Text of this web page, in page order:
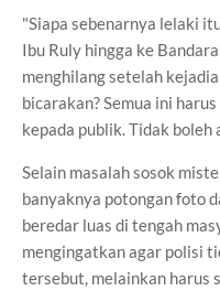
"Siapa sebenarnya lelaki
Ibu Ruly hingga ke
menghilang setelah
bicarakan? Semua ini
kepada publik. Tidak
Selain masalah sosok
banyaknya potongan foto
beredar luas di tengah
mengingatkan agar polisi
tersebut, melainkan harus